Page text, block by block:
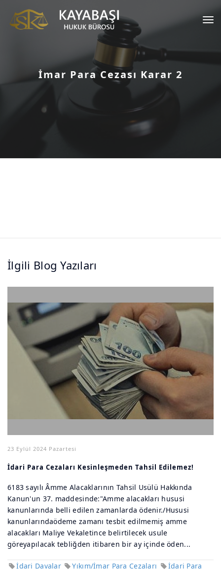
İmar Para Cezası Karar 2
İlgili Blog Yazıları
23 Eylül 2024 Pazartesi
İdari Para Cezaları Kesinleşmeden Tahsil Edilemez!
6183 sayılı Âmme Alacaklarının Tahsil Usülü Hakkında
Kanun'un 37. maddesinde:"Amme alacakları hususi
kanunlarında belli edilen zamanlarda ödenir./Hususi
kanunlarındaödeme zamanı tesbit edilmemiş amme
alacakları Maliye Vekaletince belirtilecek usule
göreyapılacak tebliğden itibaren bir ay içinde öden...
İdari Davalar Yıkım/İmar Para Cezaları
İdari Para